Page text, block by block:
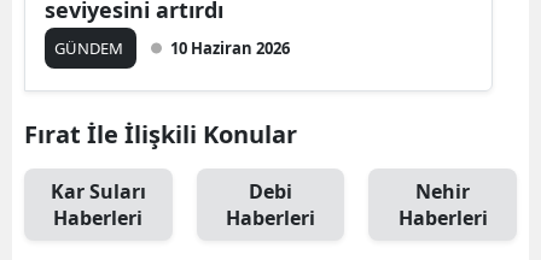
seviyesini artırdı
GÜNDEM 10 Haziran 2026
Fırat İle İlişkili Konular
Kar Suları
Haberleri
Debi
Haberleri
Nehir
Haberleri